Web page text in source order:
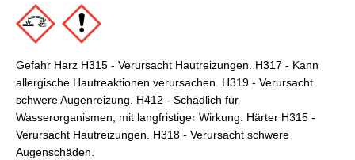
Gefahr Harz H315 - Verursacht Hautreizungen. H317 - Kann
allergische Hautreaktionen verursachen. H319 - Verursacht
schwere Augenreizung. H412 - Schädlich für
Wasserorganismen, mit langfristiger Wirkung. Härter H315 -
Verursacht Hautreizungen. H318 - Verursacht schwere
Augenschäden.